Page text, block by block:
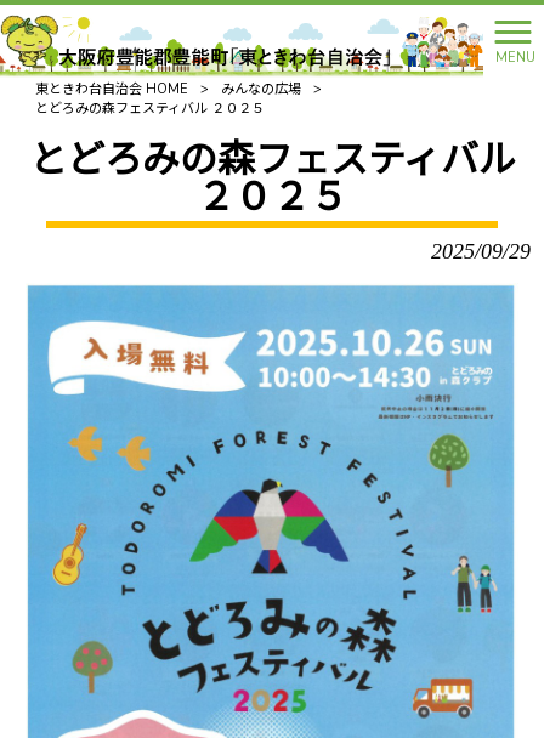
MENU
東ときわ台自治会 HOME
> みんなの広場
>
とどろみの森フェスティバル ２０２５
とどろみの森フェスティバル
２０２５
2025/09/29